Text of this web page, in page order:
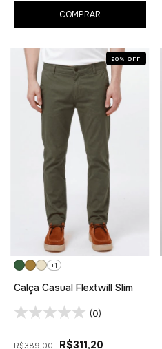
COMPRAR
20 % OFF
+1
Calça Casual Flextwill Slim
(0)
R$389,00 R$311,20